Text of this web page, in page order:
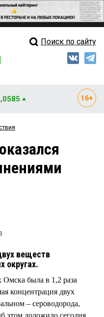
Свежий выпуск
Мнения
Рейтинги
Блоги
Поиск по сайту
веществ
округах.
Омска была в 1,2 раза
концентрация двух
– сероводорода,
этом доложило сегодня